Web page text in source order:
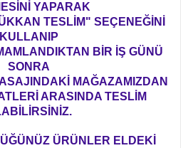
YAPARAK
TESLİM" SEÇENEĞİNİ
KULLANIP
BİR İŞ GÜNÜ
SONRA
MAĞAZAMIZDAN
ARASINDA TESLİM
ÜRÜNLER ELDEKİ